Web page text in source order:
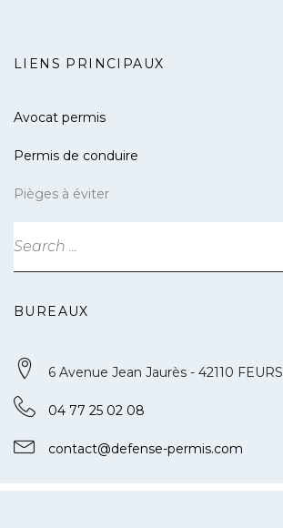
LIENS PRINCIPAUX
Avocat permis
Permis de conduire
Pièges à éviter
BUREAUX
6 Avenue Jean Jaurès - 42110 FEURS
04 77 25 02 08
contact@defense-permis.com